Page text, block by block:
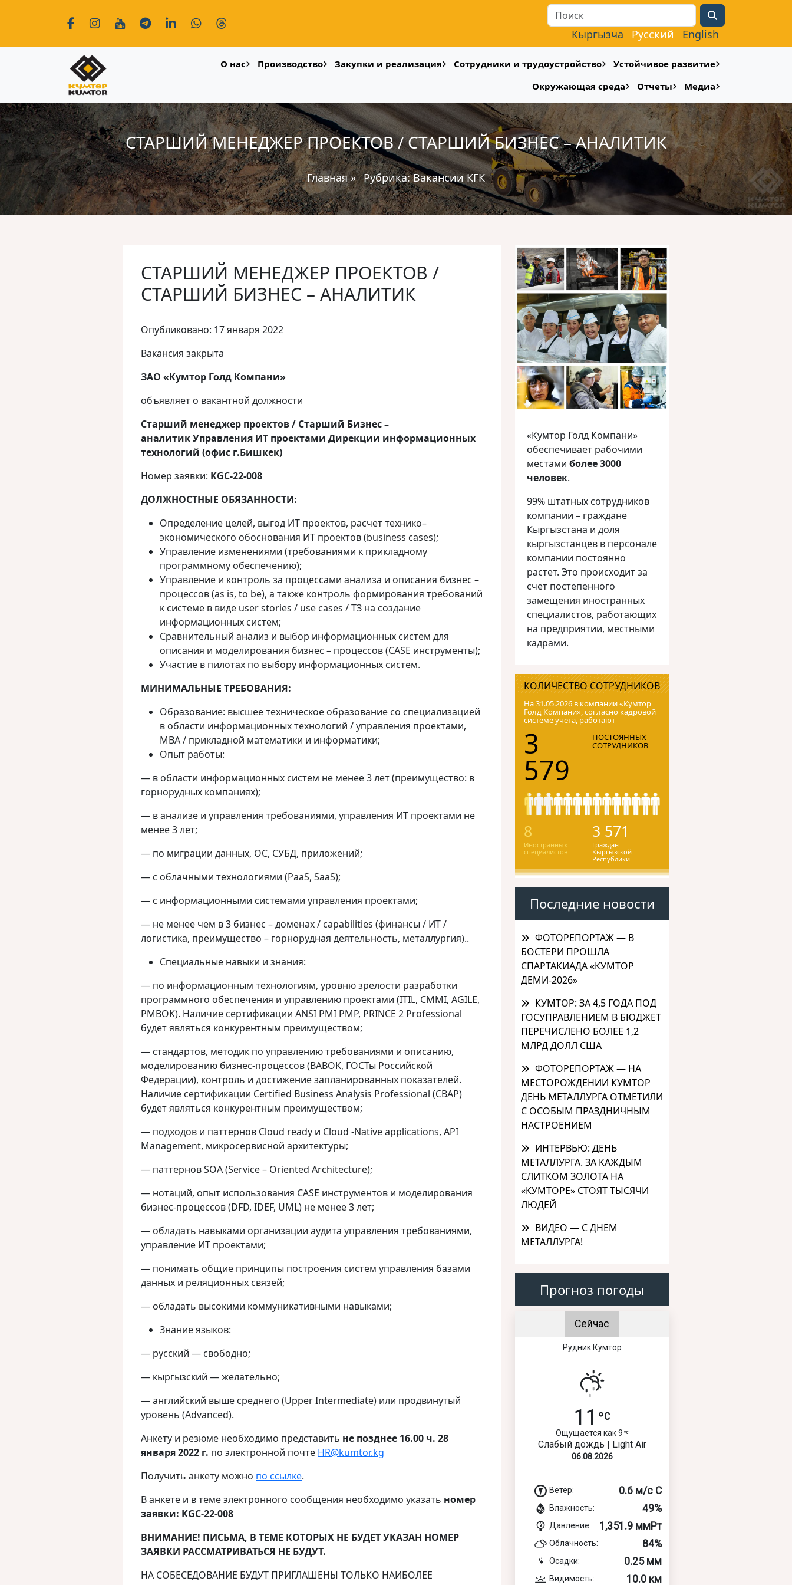
Search
Кыргызча Русский English
О нас Производство Закупки и реализация Сотрудники и трудоустройство
Устойчивое развитие
Окружающая среда
Отчеты Медиа
СТАРШИЙ МЕНЕДЖЕР ПРОЕКТОВ / СТАРШИЙ БИЗНЕС – АНАЛИТИК
Главная» Рубрика:Вакансии КГК
СТАРШИЙ МЕНЕДЖЕР ПРОЕКТОВ /
СТАРШИЙ БИЗНЕС – АНАЛИТИК
Опубликовано: 17 января 2022
Вакансия закрыта
ЗАО «Кумтор Голд Компани»
объявляет о вакантной должности
Старший менеджер проектов / Старший Бизнес –
аналитикУправления ИТ проектами Дирекции информационных
технологий (офис г.Бишкек)
Номер заявки: KGC-22-008
ДОЛЖНОСТНЫЕ ОБЯЗАННОСТИ:
Определение целей, выгод ИТ проектов, расчет технико–
экономического обоснования ИТ проектов (business cases);
Управление изменениями (требованиями к прикладному
программному обеспечению);
Управление и контроль за процессами анализа и описания бизнес –
процессов (as is, to be), а также контроль формирования требований
к системе в виде user stories / use cases / ТЗ на создание
информационных систем;
Сравнительный анализ и выбор информационных систем для
описания и моделирования бизнес – процессов (CASE инструменты);
Участие в пилотах по выбору информационных систем.
МИНИМАЛЬНЫЕ ТРЕБОВАНИЯ:
Образование: высшее техническое образование со специализацией
в области информационных технологий / управления проектами,
MBA / прикладной математики и информатики;
Опыт работы:
— в области информационных систем не менее 3 лет (преимущество: в
горнорудных компаниях);
— в анализе и управления требованиями, управления ИТ проектами не
менее 3 лет;
— по миграции данных, ОС, СУБД, приложений;
— с облачными технологиями (PaaS, SaaS);
— с информационными системами управления проектами;
— не менее чем в 3 бизнес – доменах / capabilities (финансы / ИТ /
логистика, преимущество – горнорудная деятельность, металлургия)..
Специальные навыки и знания:
— по информационным технологиям, уровню зрелости разработки
программного обеспечения и управлению проектами (ITIL, CMMI, AGILE,
PMBOK). Наличие сертификации ANSI PMI PMP, PRINCE 2 Professional
будет являться конкурентным преимуществом;
— стандартов, методик по управлению требованиями и описанию,
моделированию бизнес-процессов (BABOK, ГОСТы Российской
Федерации), контроль и достижение запланированных показателей.
Наличие сертификации Certified Business Analysis Professional (CBAP)
будет являться конкурентным преимуществом;
— подходов и паттернов Cloud ready и Cloud -Native applications, API
Management, микросервисной архитектуры;
— паттернов SOA (Service – Oriented Architecture);
— нотаций, опыт использования CASE инструментов и моделирования
бизнес-процессов (DFD, IDEF, UML) не менее 3 лет;
— обладать навыками организации аудита управления требованиями,
управление ИТ проектами;
— понимать общие принципы построения систем управления базами
данных и реляционных связей;
— обладать высокими коммуникативными навыками;
Знание языков:
— русский — свободно;
— кыргызский — желательно;
— английский выше среднего (Upper Intermediate) или продвинутый
уровень (Advanced).
​​​​​​​Анкету и резюме необходимо представить не позднее 16.00 ч. 28
января 2022 г. по электронной почте HR@kumtor.kg
Получить анкету можно по ссылке.
В анкете и в теме электронного сообщения необходимо указать номер
заявки: KGC-22-008
ВНИМАНИЕ! ПИСЬМА, В ТЕМЕ КОТОРЫХ НЕ БУДЕТ УКАЗАН НОМЕР
ЗАЯВКИ РАССМАТРИВАТЬСЯ НЕ БУДУТ.
НА СОБЕСЕДОВАНИЕ БУДУТ ПРИГЛАШЕНЫ ТОЛЬКО НАИБОЛЕЕ
«Кумтор Голд Компани»
обеспечивает рабочими
местами более 3000
человек.
99% штатных сотрудников
компании – граждане
Кыргызстана и доля
кыргызстанцев в персонале
компании постоянно
растет. Это происходит за
счет постепенного
замещения иностранных
специалистов, работающих
на предприятии, местными
кадрами.
КОЛИЧЕСТВО СОТРУДНИКОВ
На 31.05.2026 в компании «Кумтор
Голд Компани», согласно кадровой
системе учета, работают
3
579
ПОСТОЯННЫХ
СОТРУДНИКОВ
8
Иностранных
специалистов
3 571
Граждан
Кыргызской
Республики
Последние новости
ФОТОРЕПОРТАЖ — В
БОСТЕРИ ПРОШЛА
СПАРТАКИАДА «КУМТОР
ДЕМИ-2026»
КУМТОР: ЗА 4,5 ГОДА ПОД
ГОСУПРАВЛЕНИЕМ В БЮДЖЕТ
ПЕРЕЧИСЛЕНО БОЛЕЕ 1,2
МЛРД ДОЛЛ США
ФОТОРЕПОРТАЖ — НА
МЕСТОРОЖДЕНИИ КУМТОР
ДЕНЬ МЕТАЛЛУРГА ОТМЕТИЛИ
С ОСОБЫМ ПРАЗДНИЧНЫМ
НАСТРОЕНИЕМ
ИНТЕРВЬЮ: ДЕНЬ
МЕТАЛЛУРГА. ЗА КАЖДЫМ
СЛИТКОМ ЗОЛОТА НА
«КУМТОРЕ» СТОЯТ ТЫСЯЧИ
ЛЮДЕЙ
ВИДЕО — С ДНЕМ
МЕТАЛЛУРГА!
Прогноз погоды
Сейчас
Рудник Кумтор
11
Ощущается как 9
Слабый дождь | Light Air
06.08.2026
Ветер: 0.6 м/с С
Влажность: 49%
Давление: 1,351.9 ммРт
Облачность: 84%
Осадки: 0.25 мм
Видимость: 10.0 км